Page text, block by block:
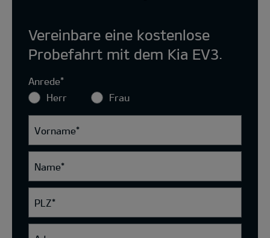
Vereinbare eine kostenlose
Probefahrt mit dem Kia EV3.
Anrede*
Herr
Frau
Vorname*
Name*
PLZ*